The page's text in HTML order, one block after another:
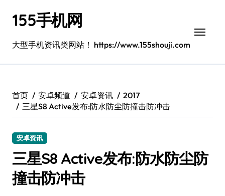
155手机网
大型手机资讯类网站！ https://www.155shouji.com
首页 安卓频道 安卓资讯
2017
三星S8 Active发布:防水防尘防撞击防冲击
安卓资讯
三星S8 Active发布:防水防尘防
撞击防冲击